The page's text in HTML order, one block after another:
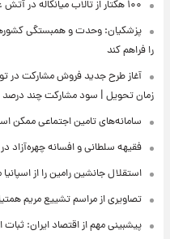
۱۰۰ هکتار از تالاب میانکاله در آتش عمدی خاکستر شد + تصاویر
پزشکیان: وحدت و همبستگی
را فراهم کند
آغاز طرح جدید فروش مشارکت در
زمان تحویل | سود مشارکت چند
سامانه‌های تامین اجتماعی ممکن
فقیهه سلطانی و افسانه چهره‌آزاد
استقلال جانشین رامین را از
تصاویری از مراسم تشییع مریم
پیشبینی مهم از اقتصاد ایران: ثبات